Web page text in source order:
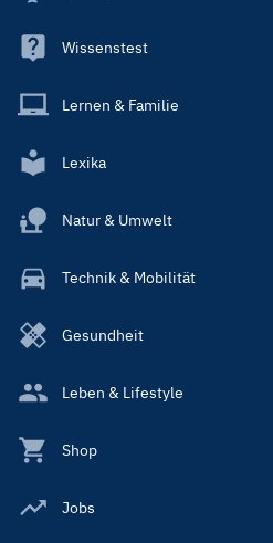
Wissenstest
Lernen & Familie
Lexika
Natur & Umwelt
Technik & Mobilität
Gesundheit
Leben & Lifestyle
Shop
Jobs